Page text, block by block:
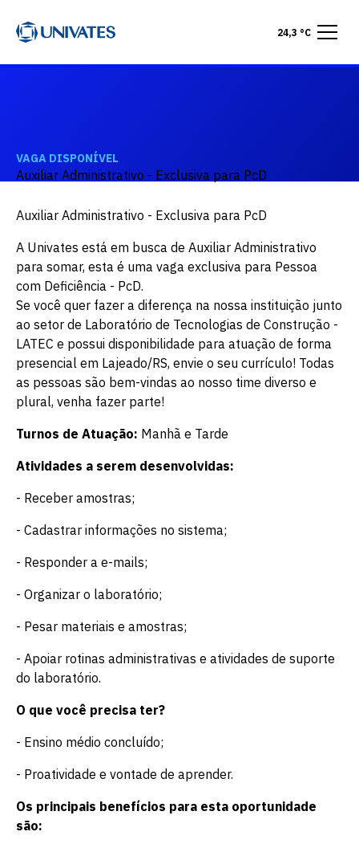
24,3 °C
VAGA DISPONÍVEL
Auxiliar Administrativo - Exclusiva para PcD
Auxiliar Administrativo - Exclusiva para PcD
A Univates está em busca de Auxiliar Administrativo
para somar, esta é uma vaga exclusiva para Pessoa
com Deficiência - PcD.
Se você quer fazer a diferença na nossa instituição junto
ao setor de Laboratório de Tecnologias de Construção -
LATEC e possui disponibilidade para atuação de forma
presencial em Lajeado/RS, envie o seu currículo! Todas
as pessoas são bem-vindas ao nosso time diverso e
plural, venha fazer parte!
Turnos de Atuação: Manhã e Tarde
Atividades a serem desenvolvidas:
- Receber amostras;
- Cadastrar informações no sistema;
- Responder a e-mails;
- Organizar o laboratório;
- Pesar materiais e amostras;
- Apoiar rotinas administrativas e atividades de suporte
do laboratório.
O que você precisa ter?
- Ensino médio concluído;
- Proatividade e vontade de aprender.
Os principais benefícios para esta oportunidade
são: